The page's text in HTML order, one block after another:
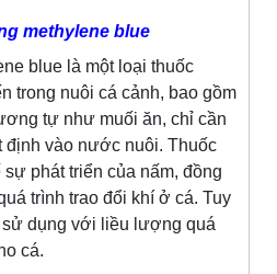
methylene blue
là một loại thuốc
trong nuôi cá cảnh, bao gồm
tự như muối ăn, chỉ cần
định vào nước nuôi. Thuốc
phát triển của nấm, đồng
trình trao đổi khí ở cá. Tuy
dụng với liều lượng quá
cá.